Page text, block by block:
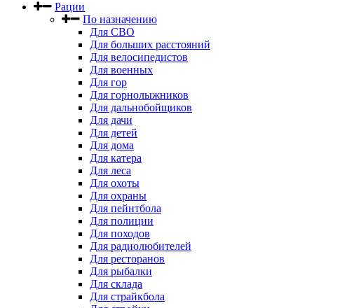
Рации
По назначению
Для СВО
Для больших расстояний
Для велосипедистов
Для военных
Для гор
Для горнолыжников
Для дальнобойщиков
Для дачи
Для детей
Для дома
Для катера
Для леса
Для охоты
Для охраны
Для пейнтбола
Для полиции
Для походов
Для радиолюбителей
Для ресторанов
Для рыбалки
Для склада
Для страйкбола